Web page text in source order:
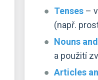
Tenses –
(např.
Nouns
a použití
Articles